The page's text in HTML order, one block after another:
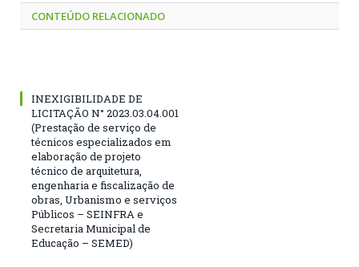
CONTEÚDO RELACIONADO
INEXIGIBILIDADE DE
LICITAÇÃO N° 2023.03.04.001
(Prestação de serviço de
técnicos especializados em
elaboração de projeto
técnico de arquitetura,
engenharia e fiscalização de
obras, Urbanismo e serviços
Públicos – SEINFRA e
Secretaria Municipal de
Educação – SEMED)